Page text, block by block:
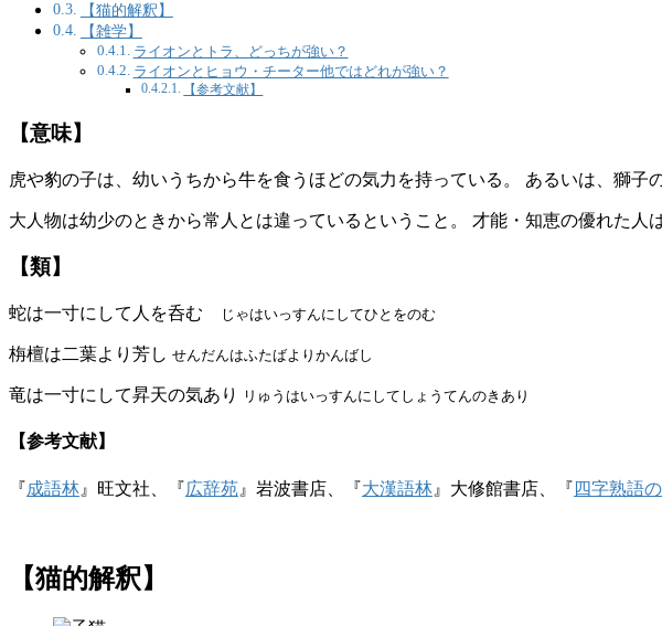
【猫的解釈】
【雑学】
ライオンとトラ、どっちが強い？
ライオンとヒョウ・チーター他ではどれが強い？
【参考文献】
【意味】
虎や豹の子は、幼いうちから牛を食うほどの気力を持っている。 あるいは、獅子
大人物は幼少のときから常人とは違っているということ。 才能・知恵の優れた人
【類】
蛇は一寸にして人を呑む じゃはいっすんにしてひとをのむ
栴檀は二葉より芳し せんだんはふたばよりかんばし
竜は一寸にして昇天の気あり リゅうはいっすんにしてしょうてんのきあり
【参考文献】
『成語林 』旺文社、『広辞苑 』岩波書店、『大漢語林 』大修館書店、『 四字熟語
【猫的解釈】